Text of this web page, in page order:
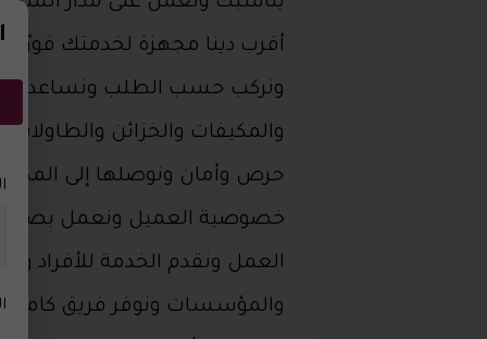
أقرب دينا مجهزة لخدمتك فورًا
ونركب حسب الطلب ونساعدك
والمكيفات والخزائن والطاولات
حرص وأمان ونوصلها إلى
خصوصية العميل ونعمل بصمت
العمل ونقدم الخدمة للأفراد
والمؤسسات ونوفر فريق كامل